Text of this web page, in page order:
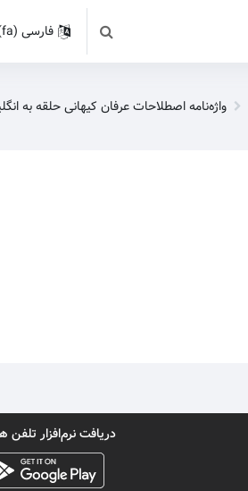
Toggle search input
فارسی ‎(fa)‎
واژه‌نامه اصطلاحات عرفان کیهانی حلقه به
دریافت نرم‌افزار تلفن